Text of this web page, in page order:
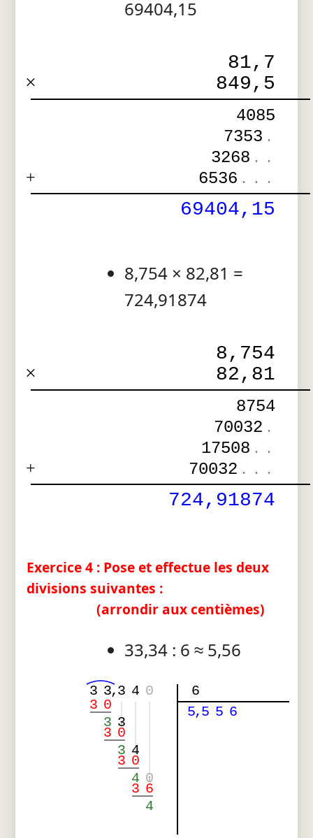
69404,15
81,7
×
849,5
4085
7353 .
3268 .
.
6536 .
.
.
+
69404,15
8,754 × 82,81 =
724,91874
8,754
×
82,81
8754
70032 .
17508 .
.
70032 .
.
.
+
724,91874
Exercice 4 : Pose et effectue les deux
divisions suivantes :
(arrondir aux centièmes)
33,34 : 6 ≈ 5,56
3 3 3 4
, 0
6
5,5 5 6
0
3
3 3
0
3
3 4
0
3
4 0
6
3
4